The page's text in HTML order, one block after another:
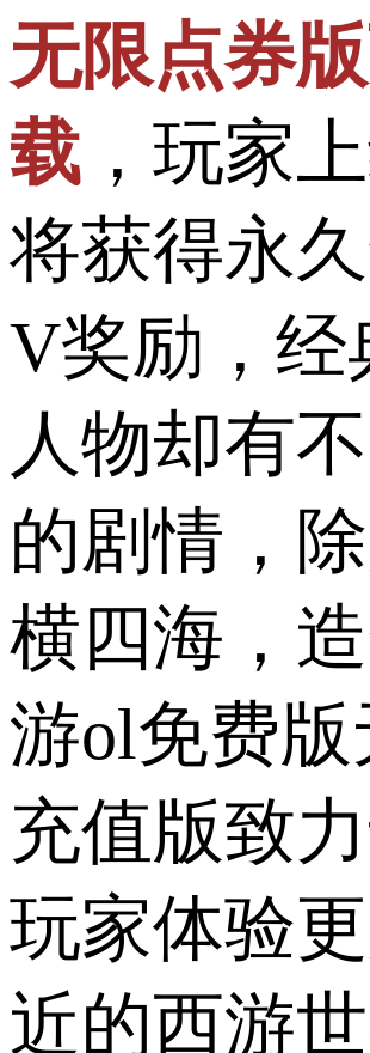
无限点券
载 ，玩家
将获得永
V奖励，经
人物却有
的剧情，
横四海，
游ol免费版
充值版致
玩家体验
近的西游世